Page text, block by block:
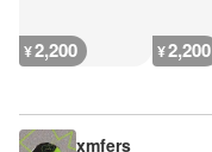
¥2,200 ¥2,200
xmfers